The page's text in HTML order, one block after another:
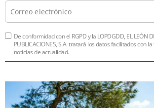
De conformidad con el RGPD y la LOPDGDD, EL LEÓN
PUBLICACIONES, S.A. tratará los datos facilitados con
noticias de actualidad.